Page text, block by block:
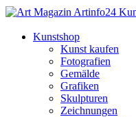
Kunstshop
Kunst kaufen
Fotografien
Gemälde
Grafiken
Skulpturen
Zeichnungen